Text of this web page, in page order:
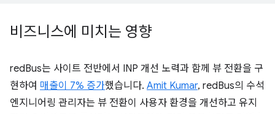
비즈니스에 미치는 영향
redBus는 사이트 전반에서 INP 개선 노력과 함께 뷰 전환을 구
현하여 매출이 7% 증가했습니다. Amit Kumar, redBus의 수석
엔지니어링 관리자는 뷰 전환이 사용자 환경을 개선하고 유지